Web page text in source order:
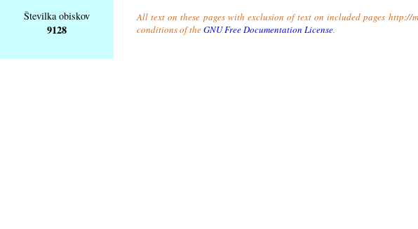
Številka obiskov
9128
All text on these pages with exclusion of text on included pages
conditions of theGNU Free Documentation License.